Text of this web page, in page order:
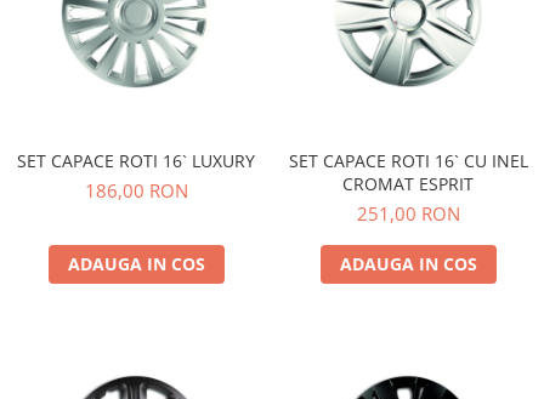
SET CAPACE ROTI 16` LUXURY
186,00 RON
ADAUGA IN COS
SET CAPACE ROTI 16` CU INEL
CROMAT ESPRIT
251,00 RON
ADAUGA IN COS